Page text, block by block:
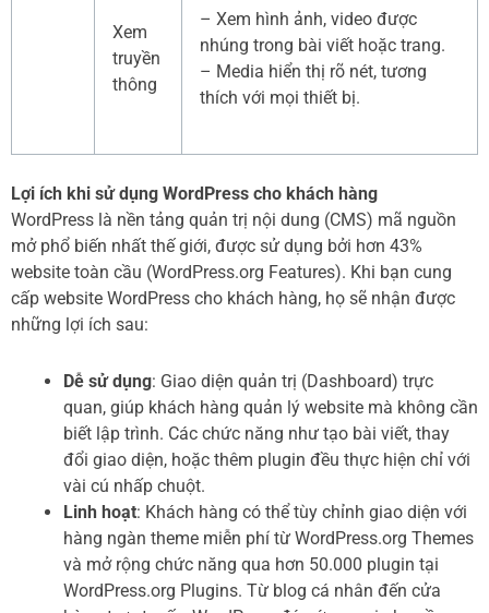
Xem
truyền
thông
– Xem hình ảnh, video được
nhúng trong bài viết hoặc trang.
– Media hiển thị rõ nét, tương
thích với mọi thiết bị.
Lợi ích khi sử dụng WordPress cho khách hàng
WordPress là nền tảng quản trị nội dung (CMS) mã nguồn
mở phổ biến nhất thế giới, được sử dụng bởi hơn 43%
website toàn cầu (WordPress.org Features). Khi bạn cung
cấp website WordPress cho khách hàng, họ sẽ nhận được
những lợi ích sau:
Dễ sử dụng: Giao diện quản trị (Dashboard) trực
quan, giúp khách hàng quản lý website mà không cần
biết lập trình. Các chức năng như tạo bài viết, thay
đổi giao diện, hoặc thêm plugin đều thực hiện chỉ với
vài cú nhấp chuột.
Linh hoạt: Khách hàng có thể tùy chỉnh giao diện với
hàng ngàn theme miễn phí từ WordPress.org Themes
và mở rộng chức năng qua hơn 50.000 plugin tại
WordPress.org Plugins. Từ blog cá nhân đến cửa